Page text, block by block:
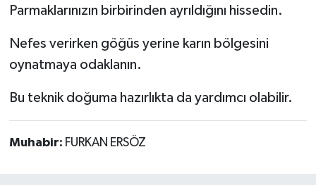
Parmaklarınızın birbirinden ayrıldığını hissedin.
Nefes verirken göğüs yerine karın bölgesini
oynatmaya odaklanın.
Bu teknik doğuma hazırlıkta da yardımcı olabilir.
Muhabir: FURKAN ERSÖZ